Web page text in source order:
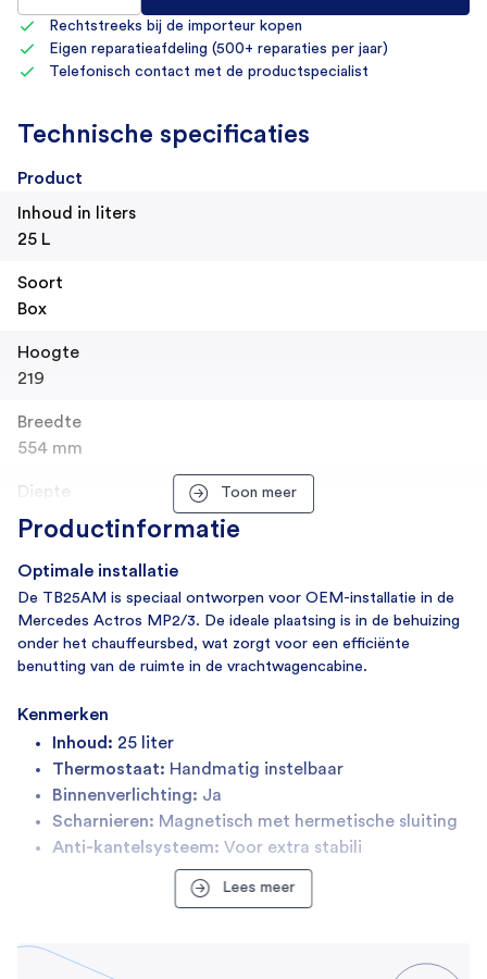
Rechtstreeks bij de importeur kopen
Eigen reparatieafdeling (500+ reparaties per jaar)
Telefonisch contact met de productspecialist
Technische specificaties
Product
Inhoud in liters
25 L
Soort
Box
Hoogte
219
Breedte
554 mm
Diepte
451 mm
Gewicht
SKU
727
IndelB
Verbruik
Aansluitspanning
12/24 Volt
Eigenschappen
Toon meer
Productinformatie
Optimale installatie
De TB25AM is speciaal ontworpen voor OEM-installatie in de
Mercedes Actros MP2/3. De ideale plaatsing is in de behuizing
onder het chauffeursbed, wat zorgt voor een efficiënte
benutting van de ruimte in de vrachtwagencabine.
Kenmerken
Inhoud: 25 liter
Thermostaat: Handmatig instelbaar
Binnenverlichting: Ja
Scharnieren: Magnetisch met hermetische sluiting
Anti-kantelsysteem: Voor extra stabili
Lees meer